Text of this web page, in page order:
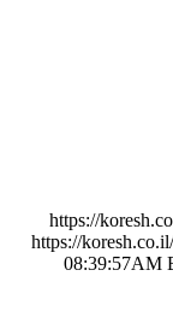
https://
https://
AM